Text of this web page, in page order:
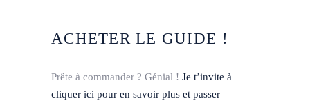
ACHETER LE GUIDE !
Prête à commander ? Génial ! Je t’invite à
cliquer ici pour en savoir plus et passer